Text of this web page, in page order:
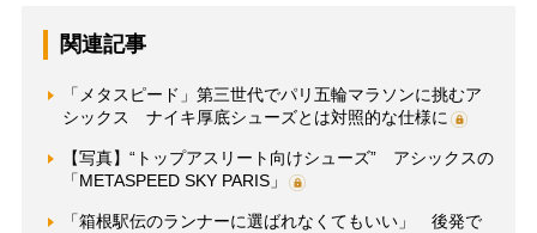
関連記事
「メタスピード」第三世代でパリ五輪マラソンに挑むア
シックス ナイキ厚底シューズとは対照的な仕様に
【写真】“トップアスリート向けシューズ” アシックスの
「METASPEED SKY PARIS」
「箱根駅伝のランナーに選ばれなくてもいい」 後発で